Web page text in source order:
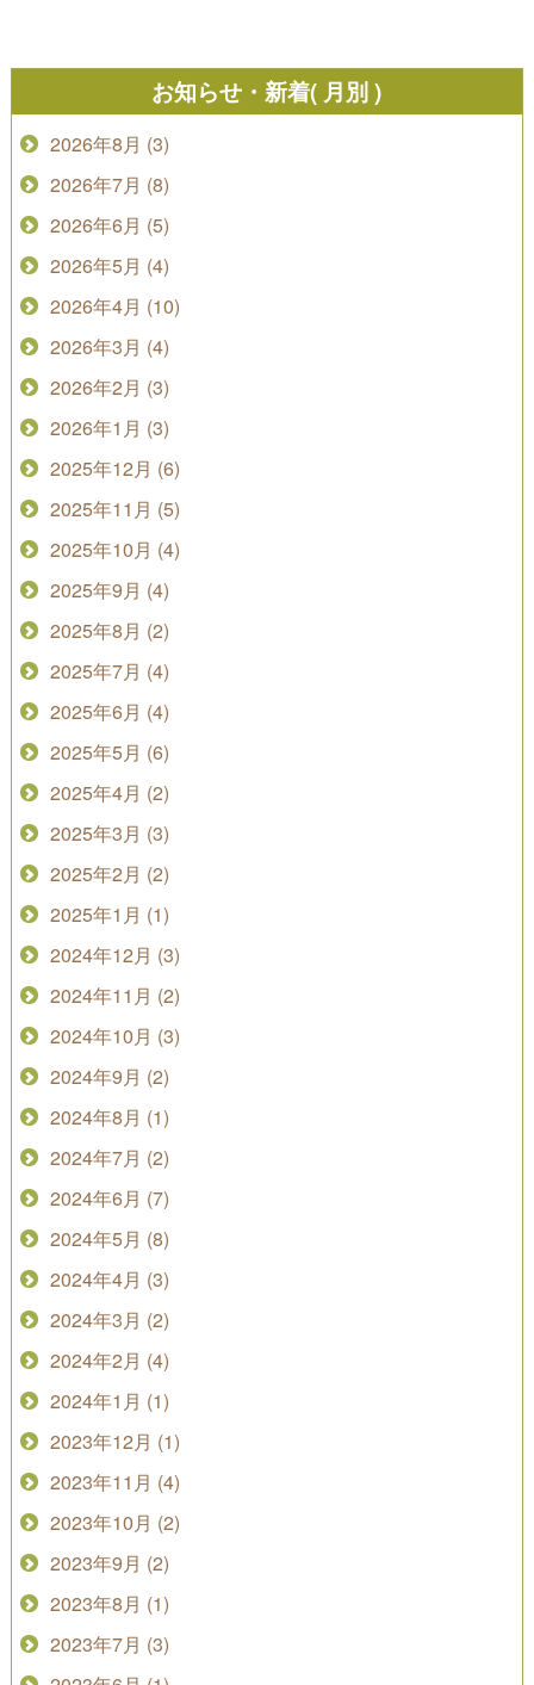
お知らせ・新着( 月別 )
2026年8月 (3)
2026年7月 (8)
2026年6月 (5)
2026年5月 (4)
2026年4月 (10)
2026年3月 (4)
2026年2月 (3)
2026年1月 (3)
2025年12月 (6)
2025年11月 (5)
2025年10月 (4)
2025年9月 (4)
2025年8月 (2)
2025年7月 (4)
2025年6月 (4)
2025年5月 (6)
2025年4月 (2)
2025年3月 (3)
2025年2月 (2)
2025年1月 (1)
2024年12月 (3)
2024年11月 (2)
2024年10月 (3)
2024年9月 (2)
2024年8月 (1)
2024年7月 (2)
2024年6月 (7)
2024年5月 (8)
2024年4月 (3)
2024年3月 (2)
2024年2月 (4)
2024年1月 (1)
2023年12月 (1)
2023年11月 (4)
2023年10月 (2)
2023年9月 (2)
2023年8月 (1)
2023年7月 (3)